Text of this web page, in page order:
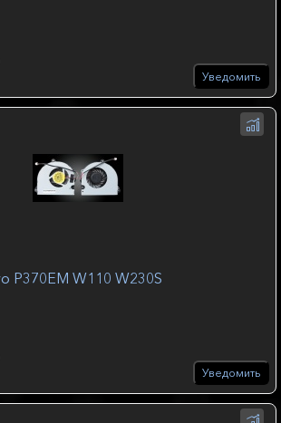
Уведомить
P370EM W110 W230S
Уведомить